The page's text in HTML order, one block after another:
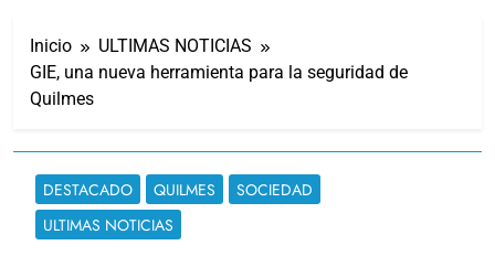
Inicio
ULTIMAS NOTICIAS
GIE, una nueva herramienta para la seguridad de
Quilmes
DESTACADO QUILMES
SOCIEDAD
ULTIMAS NOTICIAS